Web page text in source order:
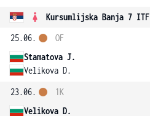
Kursumlijska Banja 7 ITF
25.06.
Stamatova J.
Velikova D.
OF
23.06.
Velikova D.
1K